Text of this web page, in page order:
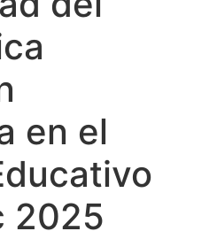
en el
2025